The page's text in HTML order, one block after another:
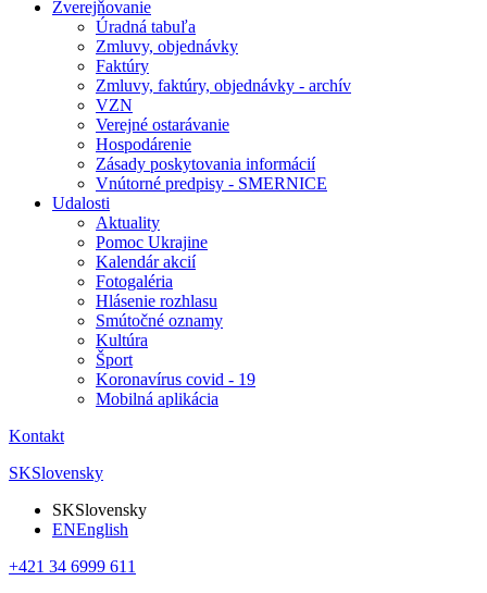
Zverejňovanie
Úradná tabuľa
Zmluvy, objednávky
Faktúry
Zmluvy, faktúry, objednávky - archív
VZN
Verejné ostarávanie
Hospodárenie
Zásady poskytovania informácií
Vnútorné predpisy - SMERNICE
Udalosti
Aktuality
Pomoc Ukrajine
Kalendár akcií
Fotogaléria
Hlásenie rozhlasu
Smútočné oznamy
Kultúra
Šport
Koronavírus covid - 19
Mobilná aplikácia
Kontakt
SKSlovensky
SKSlovensky
ENEnglish
+421 34 6999 611